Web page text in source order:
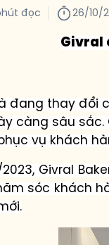
đọc 26/10/
Givral
đang thay đổi
càng sâu
vụ khách
2023, Givral
sóc khách